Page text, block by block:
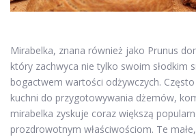
Mirabelka, znana również jako Prunus
który zachwyca nie tylko swoim słodkim
bogactwem wartości odżywczych.
kuchni do przygotowywania dżemów,
mirabelka zyskuje coraz większą
prozdrowotnym właściwościom. Te